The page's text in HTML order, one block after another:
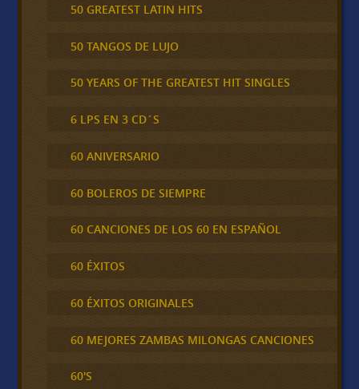
50 GREATEST LATIN HITS
50 TANGOS DE LUJO
50 YEARS OF THE GREATEST HIT SINGLES
6 LPS EN 3 CD´S
60 ANIVERSARIO
60 BOLEROS DE SIEMPRE
60 CANCIONES DE LOS 60 EN ESPAÑOL
60 ÉXITOS
60 ÉXITOS ORIGINALES
60 MEJORES ZAMBAS MILONGAS CANCIONES
60'S